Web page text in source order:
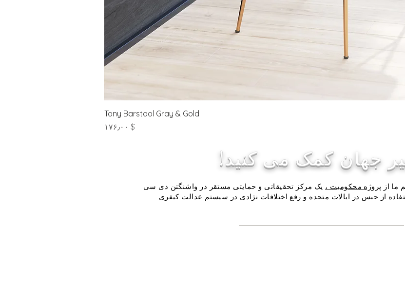
Tony Barstool Gray & Gold
Price
$ ۱۷۶٫۰۰
جهان کمک می کنید!
از پروژه محکومیت ، یک مرکز تحقیقاتی و حمایتی مستقر در واشنگتن دی سی
از حبس در ایالات متحده و رفع اختلافات نژادی در سیستم عدالت کیفری